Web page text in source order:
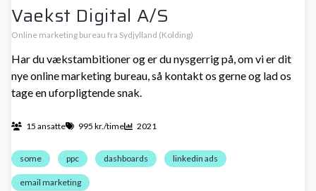
Vaekst Digital A/S
Online marketing bureau fra Sydjylland (Kolding)
Har du vækstambitioner og er du nysgerrig på, om vi er dit
nye online marketing bureau, så kontakt os gerne og lad os
tage en uforpligtende snak.
15 ansatte 995 kr./time 2021
some ppc dashboards linkedin ads
email marketing